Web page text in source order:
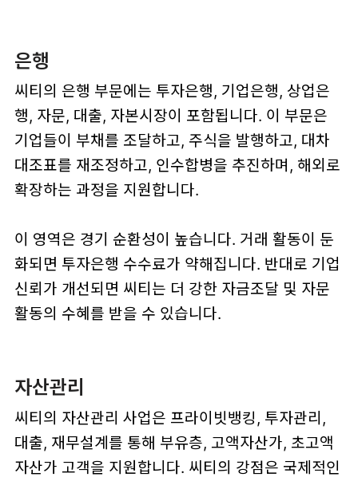
은행
씨티의 은행 부문에는 투자은행, 기업은행, 상업은
행, 자문, 대출, 자본시장이 포함됩니다. 이 부문은
기업들이 부채를 조달하고, 주식을 발행하고, 대차
대조표를 재조정하고, 인수합병을 추진하며, 해외로
확장하는 과정을 지원합니다.
이 영역은 경기 순환성이 높습니다. 거래 활동이 둔
화되면 투자은행 수수료가 약해집니다. 반대로 기업
신뢰가 개선되면 씨티는 더 강한 자금조달 및 자문
활동의 수혜를 받을 수 있습니다.
자산관리
씨티의 자산관리 사업은 프라이빗뱅킹, 투자관리,
대출, 재무설계를 통해 부유층, 고액자산가, 초고액
자산가 고객을 지원합니다. 씨티의 강점은 국제적인